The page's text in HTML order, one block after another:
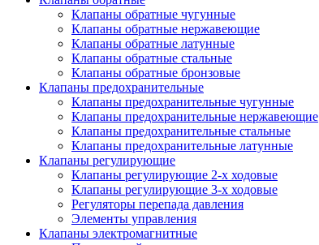
Клапаны обратные чугунные
Клапаны обратные нержавеющие
Клапаны обратные латунные
Клапаны обратные стальные
Клапаны обратные бронзовые
Клапаны предохранительные
Клапаны предохранительные чугунные
Клапаны предохранительные нержавеющие
Клапаны предохранительные стальные
Клапаны предохранительные латунные
Клапаны регулирующие
Клапаны регулирующие 2-х ходовые
Клапаны регулирующие 3-х ходовые
Регуляторы перепада давления
Элементы управления
Клапаны электромагнитные